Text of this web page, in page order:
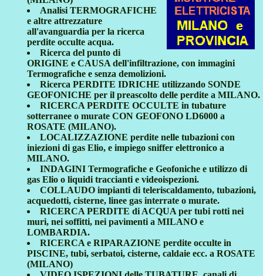
Analisi TERMOGRAFICHE
e altre attrezzature
all'avanguardia per la ricerca
perdite occulte acqua.
Ricerca del punto di
ORIGINE e CAUSA dell'infiltrazione, con immagini
Termografiche e senza demolizioni.
Ricerca PERDITE IDRICHE utilizzando SONDE
GEOFONICHE per il preascolto delle perdite a MILANO.
RICERCA PERDITE OCCULTE in tubature
sotterranee o murate CON GEOFONO LD6000 a
ROSATE (MILANO).
LOCALIZZAZIONE perdite nelle tubazioni con
iniezioni di gas Elio, e impiego sniffer elettronico a
MILANO.
INDAGINI Termografiche e Geofoniche e utilizzo di
gas Elio o liquidi traccianti e videoispezioni.
COLLAUDO impianti di teleriscaldamento, tubazioni,
acquedotti, cisterne, linee gas interrate o murate.
RICERCA PERDITE di ACQUA per tubi rotti nei
muri, nei soffitti, nei pavimenti a MILANO e
LOMBARDIA.
RICERCA e RIPARAZIONE perdite occulte in
PISCINE, tubi, serbatoi, cisterne, caldaie ecc. a ROSATE
(MILANO)